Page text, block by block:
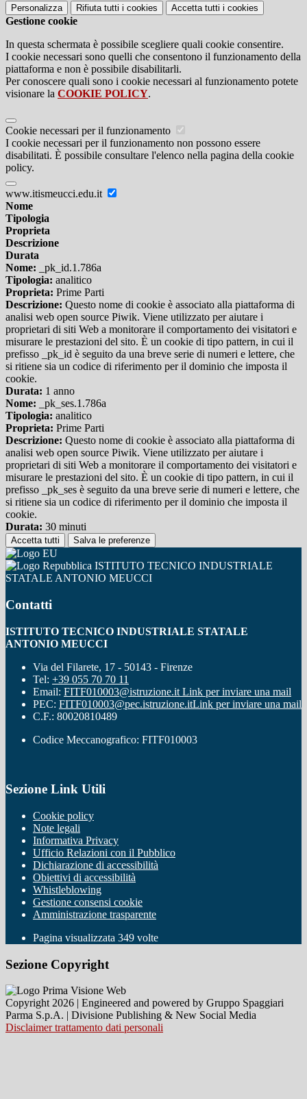
Personalizza Rifiuta tutti i cookies Accetta tutti i cookies
Gestione cookie
In questa schermata è possibile scegliere quali cookie consentire.
I cookie necessari sono quelli che consentono il funzionamento della
piattaforma e non è possibile disabilitarli.
Per conoscere quali sono i cookie necessari al funzionamento potete
visionare la COOKIE POLICY.
Cookie necessari per il funzionamento
I cookie necessari per il funzionamento non possono essere
disabilitati. È possibile consultare l'elenco nella pagina della cookie
policy.
www.itismeucci.edu.it
Nome
Tipologia
Proprieta
Descrizione
Durata
Nome: _pk_id.1.786a
Tipologia: analitico
Proprieta: Prime Parti
Descrizione: Questo nome di cookie è associato alla piattaforma di
analisi web open source Piwik. Viene utilizzato per aiutare i
proprietari di siti Web a monitorare il comportamento dei visitatori e
misurare le prestazioni del sito. È un cookie di tipo pattern, in cui il
prefisso _pk_id è seguito da una breve serie di numeri e lettere, che
si ritiene sia un codice di riferimento per il dominio che imposta il
cookie.
Durata: 1 anno
Nome: _pk_ses.1.786a
Tipologia: analitico
Proprieta: Prime Parti
Descrizione: Questo nome di cookie è associato alla piattaforma di
analisi web open source Piwik. Viene utilizzato per aiutare i
proprietari di siti Web a monitorare il comportamento dei visitatori e
misurare le prestazioni del sito. È un cookie di tipo pattern, in cui il
prefisso _pk_ses è seguito da una breve serie di numeri e lettere, che
si ritiene sia un codice di riferimento per il dominio che imposta il
cookie.
Durata: 30 minuti
Accetta tutti Salva le preferenze
ISTITUTO TECNICO INDUSTRIALE
STATALE ANTONIO MEUCCI
Contatti
ISTITUTO TECNICO INDUSTRIALE STATALE
ANTONIO MEUCCI
Via del Filarete, 17 - 50143 - Firenze
Tel: +39 055 70 70 11
Email: FITF010003@istruzione.it Link per inviare una mail
PEC: FITF010003@pec.istruzione.itLink per inviare una mail
C.F.: 80020810489
Codice Meccanografico: FITF010003
Sezione Link Utili
Cookie policy
Note legali
Informativa Privacy
Ufficio Relazioni con il Pubblico
Dichiarazione di accessibilità
Obiettivi di accessibilità
Whistleblowing
Gestione consensi cookie
Amministrazione trasparente
Pagina visualizzata 349 volte
Sezione Copyright
Copyright 2026 | Engineered and powered by Gruppo Spaggiari
Parma S.p.A. | Divisione Publishing & New Social Media
Disclaimer trattamento dati personali